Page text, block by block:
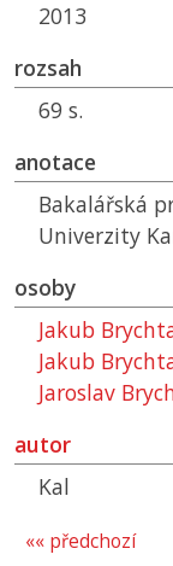
2013
rozsah
69 s.
anotace
Bakalářská
Univerzity
osoby
Jakub
Jakub
Jaroslav
autor
Kal
«« předchozí